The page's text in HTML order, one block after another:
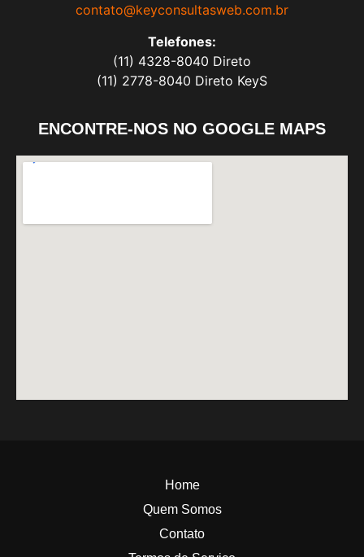
contato@keyconsultasweb.com.br
Telefones:
(11) 4328-8040 Direto
(11) 2778-8040 Direto KeyS
ENCONTRE-NOS NO GOOGLE MAPS
Home
Quem Somos
Contato